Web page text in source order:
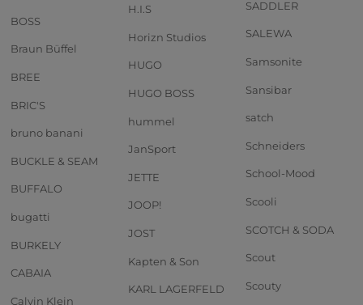
BOSS
Braun Büffel
BREE
BRIC'S
bruno banani
BUCKLE & SEAM
BUFFALO
bugatti
BURKELY
CABAIA
Calvin Klein
H.I.S
Horizn Studios
HUGO
HUGO BOSS
hummel
JanSport
JETTE
JOOP!
JOST
Kapten & Son
KARL LAGERFELD
SADDLER
SALEWA
Samsonite
Sansibar
satch
Schneiders
School-Mood
Scooli
SCOTCH & SODA
Scout
Scouty